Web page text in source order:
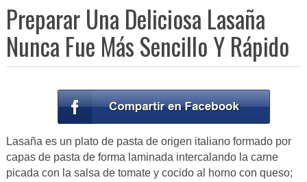
Preparar Una Deliciosa Lasaña
Nunca Fue Más Sencillo Y Rápido
Lasaña es un plato de pasta de origen italiano formado por
capas de pasta de forma laminada intercalando la carne
picada con la salsa de tomate y cocido al horno con queso;